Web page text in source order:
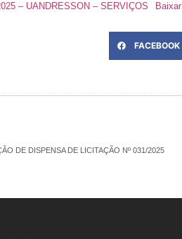
– UANDRESSON – SERVIÇOS Baixar
FACEBOOK
DE DISPENSA DE LICITAÇÃO Nº 031/2025